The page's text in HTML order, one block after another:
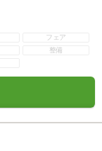
フェア
整備